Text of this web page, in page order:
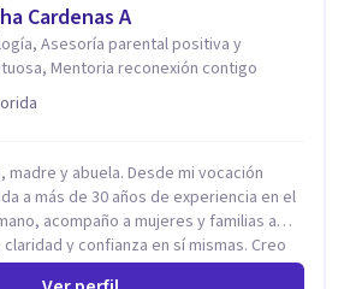
Cardenas A
Asesoría parental positiva y
Mentoria reconexión contigo
madre y abuela. Desde mi vocación
a más de 30 años de experiencia en el
acompaño a mujeres y familias a
y confianza en sí mismas. Creo
vida está hecha de etapas, y que cada